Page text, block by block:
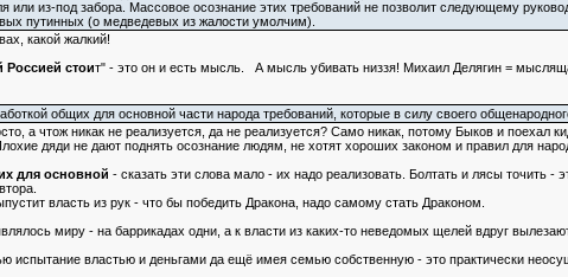
или из-под забора. Массовое осознание этих требований не позволит следующему
путинных (о медведевых из жалости умолчим).
какой жалкий!
стоит" - это он и есть мысль. А мысль убивать низзя! Михаил Делягин =
общих для основной части народа требований, которые в силу своего
а чтож никак не реализуется, да не реализуется? Само никак, потому Быков и поехал
дяди не дают поднять осознание людям, не хотят хороших законом и правил для
для основной - сказать эти слова мало - их надо реализовать. Болтать и лясы точить
власть из рук - что бы победить Дракона, надо самому стать Драконом.
миру - на баррикадах одни, а к власти из каких-то неведомых щелей вдруг
испытание властью и деньгами да ещё имея семью собственную - это практически